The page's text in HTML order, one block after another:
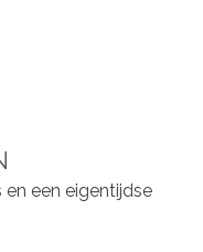
en een eigentijdse